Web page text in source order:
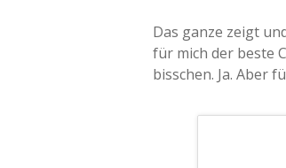
Das ganze zeigt
für mich der beste
bisschen. Ja. Aber